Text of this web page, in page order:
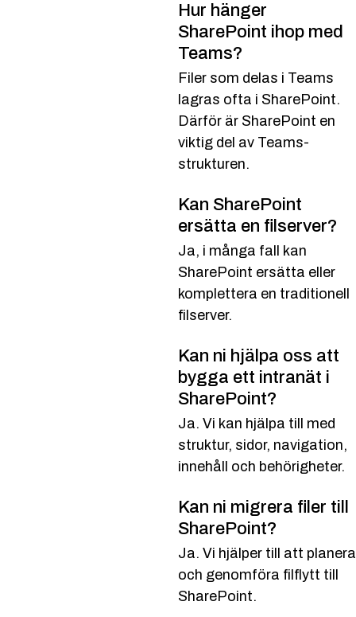
Hur hänger
SharePoint ihop med
Teams?
Filer som delas i Teams
lagras ofta i SharePoint.
Därför är SharePoint en
viktig del av Teams-
strukturen.
Kan SharePoint
ersätta en filserver?
Ja, i många fall kan
SharePoint ersätta eller
komplettera en traditionell
filserver.
Kan ni hjälpa oss att
bygga ett intranät i
SharePoint?
Ja. Vi kan hjälpa till med
struktur, sidor, navigation,
innehåll och behörigheter.
Kan ni migrera filer till
SharePoint?
Ja. Vi hjälper till att planera
och genomföra filflytt till
SharePoint.